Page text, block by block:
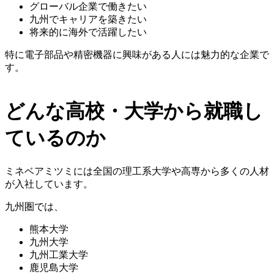
グローバル企業で働きたい
九州でキャリアを築きたい
将来的に海外で活躍したい
特に電子部品や精密機器に興味がある人には魅力的な企業で
す。
どんな高校・大学から就職し
ているのか
ミネベアミツミには全国の理工系大学や高専から多くの人材
が入社しています。
九州圏では、
熊本大学
九州大学
九州工業大学
鹿児島大学